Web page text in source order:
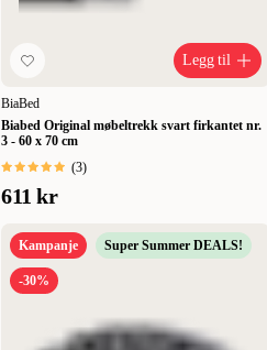
Legg til
BiaBed
Biabed Original møbeltrekk svart firkantet nr.
3 - 60 x 70 cm
(3)
611 kr
Kampanje Super Summer DEALS!
-30%